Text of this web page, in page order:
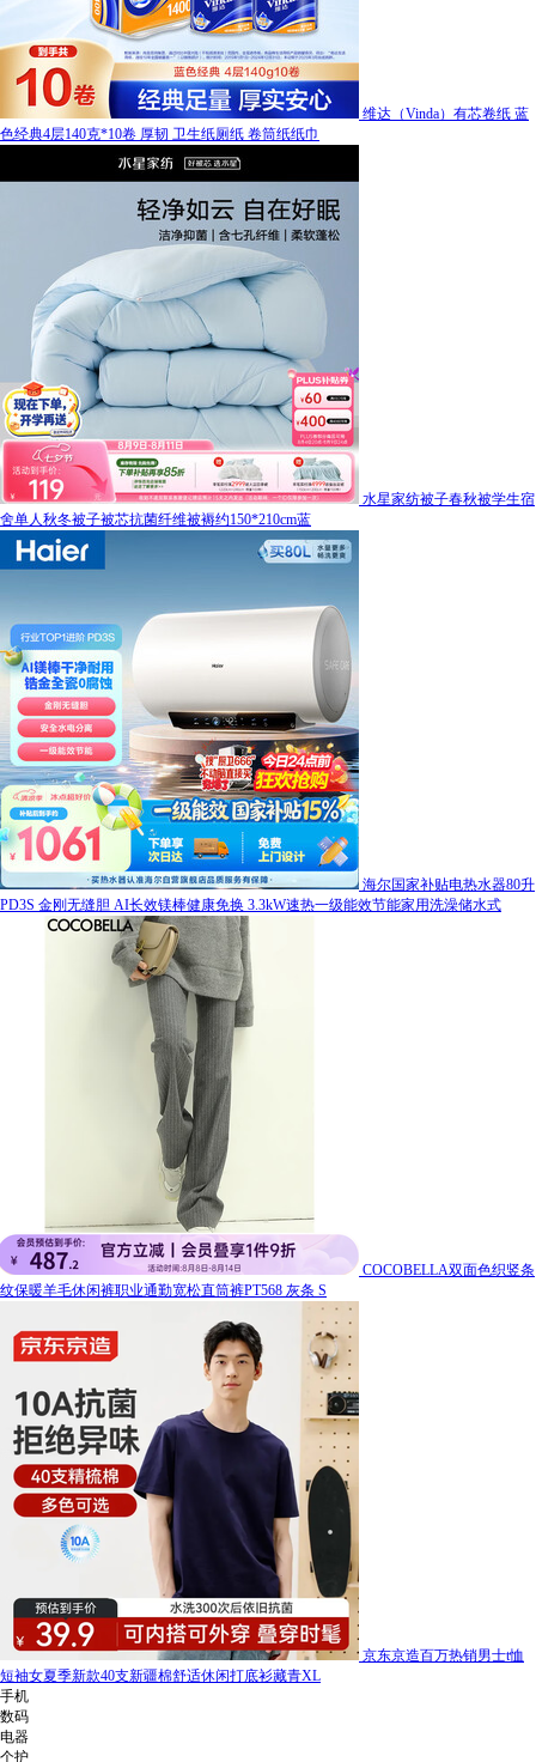
维达（Vinda）有芯卷纸 蓝
色经典4层140克*10卷 厚韧 卫生纸厕纸 卷筒纸纸巾
水星家纺被子春秋被学生宿
舍单人秋冬被子被芯抗菌纤维被褥约150*210cm蓝
海尔国家补贴电热水器80升
PD3S 金刚无缝胆 AI长效镁棒健康免换 3.3kW速热一级能效节能家用洗澡储水式
COCOBELLA双面色织竖条
纹保暖羊毛休闲裤职业通勤宽松直筒裤PT568 灰条 S
京东京造百万热销男士t恤
短袖女夏季新款40支新疆棉舒适休闲打底衫藏青XL
手机
数码
电器
个护